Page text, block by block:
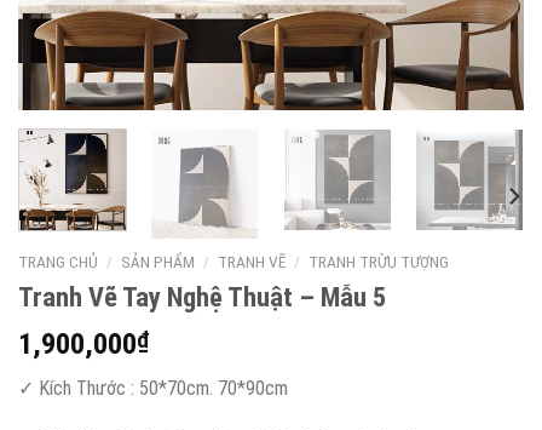
TRANG CHỦ / SẢN PHẨM / TRANH VẼ / TRANH TRỪU TƯỢNG
Tranh Vẽ Tay Nghệ Thuật – Mẫu 5
1,900,000₫
✓ Kích Thước : 50*70cm. 70*90cm